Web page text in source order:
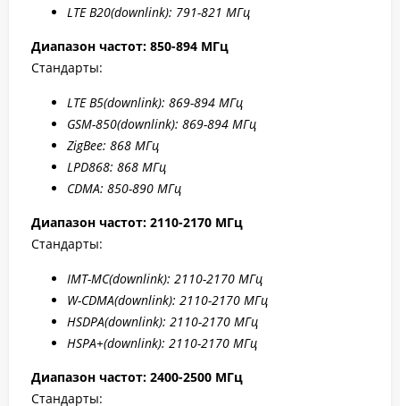
LTE B20(downlink): 791-821 МГц
Диапазон частот: 850-894 МГц
Стандарты:
LTE B5(downlink): 869-894 МГц
GSM-850(downlink): 869-894 МГц
ZigBee: 868 МГц
LPD868: 868 МГц
CDMA: 850-890 МГц
Диапазон частот: 2110-2170 МГц
Стандарты:
IMT-MC(downlink): 2110-2170 МГц
W-CDMA(downlink): 2110-2170 МГц
HSDPA(downlink): 2110-2170 МГц
HSPA+(downlink): 2110-2170 МГц
Диапазон частот: 2400-2500 МГц
Стандарты: